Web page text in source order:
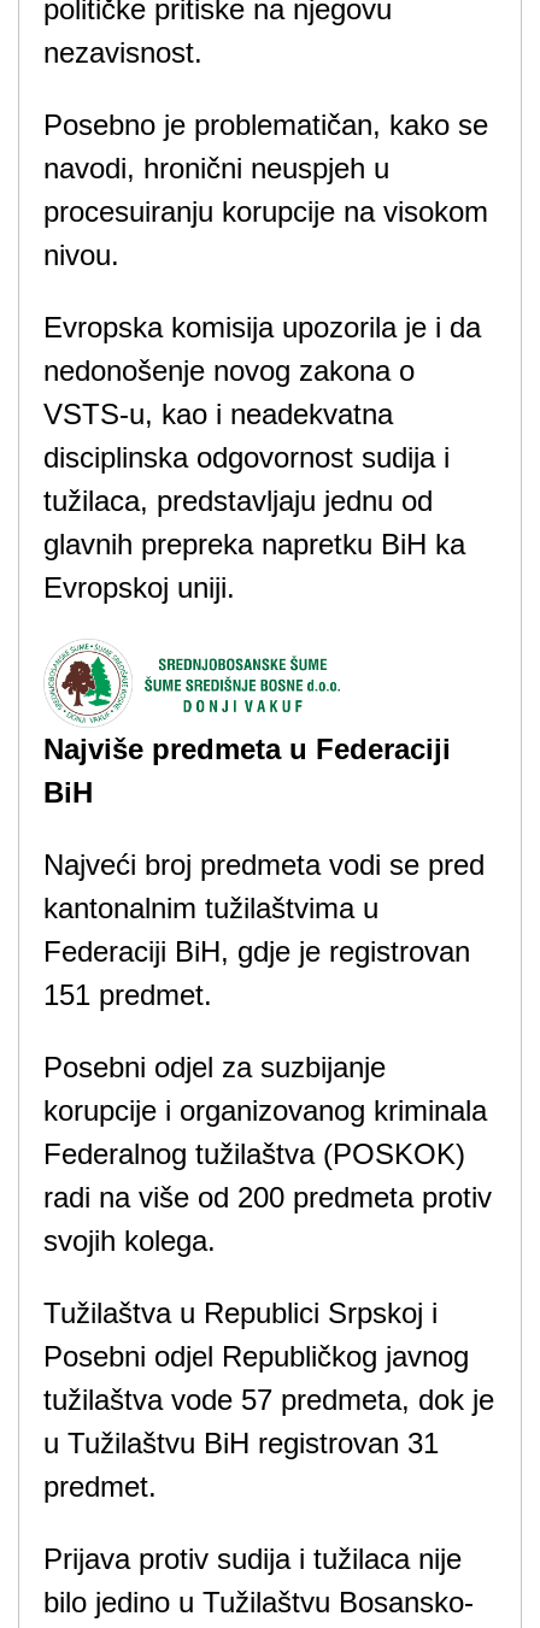
političke pritiske na njegovu
nezavisnost.
Posebno je problematičan, kako se
navodi, hronični neuspjeh u
procesuiranju korupcije na visokom
nivou.
Evropska komisija upozorila je i da
nedonošenje novog zakona o
VSTS-u, kao i neadekvatna
disciplinska odgovornost sudija i
tužilaca, predstavljaju jednu od
glavnih prepreka napretku BiH ka
Evropskoj uniji.
Najviše predmeta u Federaciji
BiH
Najveći broj predmeta vodi se pred
kantonalnim tužilaštvima u
Federaciji BiH, gdje je registrovan
151 predmet.
Posebni odjel za suzbijanje
korupcije i organizovanog kriminala
Federalnog tužilaštva (POSKOK)
radi na više od 200 predmeta protiv
svojih kolega.
Tužilaštva u Republici Srpskoj i
Posebni odjel Republičkog javnog
tužilaštva vode 57 predmeta, dok je
u Tužilaštvu BiH registrovan 31
predmet.
Prijava protiv sudija i tužilaca nije
bilo jedino u Tužilaštvu Bosansko-